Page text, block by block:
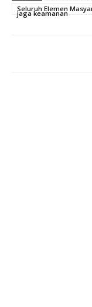
Seluruh Elemen
jaga keamanan